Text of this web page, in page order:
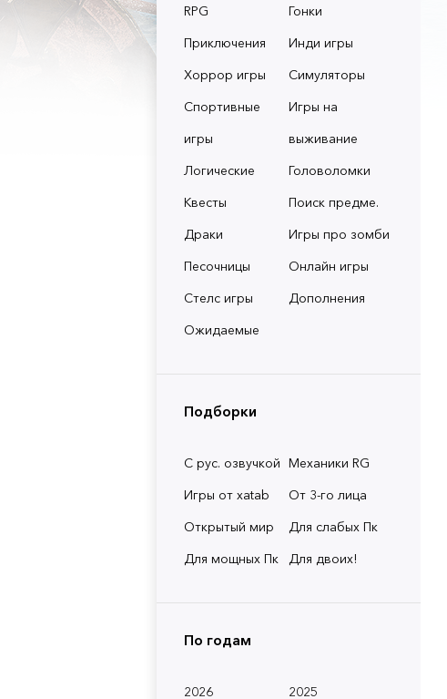
RPG
Гонки
Приключения
Инди игры
Хоррор игры
Симуляторы
Спортивные
игры
Игры на
выживание
Логические
Головоломки
Квесты
Поиск предме.
Драки
Игры про зомби
Песочницы
Онлайн игры
Стелс игры
Дополнения
Ожидаемые
Подборки
С рус. озвучкой Механики RG
Игры от xatab
От 3-го лица
Открытый мир
Для слабых Пк
Для мощных Пк
Для двоих!
По годам
2026
2025